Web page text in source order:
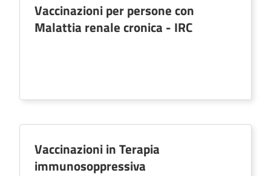
Dedicato
Concorsi
Seguici
Vaccinazioni per persone con
Malattia renale cronica - IRC
Vaccinazioni in Terapia
immunosoppressiva